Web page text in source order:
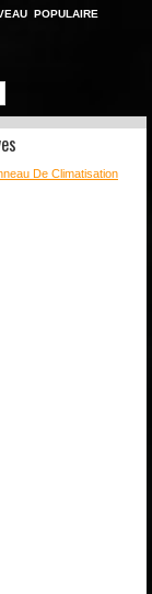
POPULAIRE
De Climatisation